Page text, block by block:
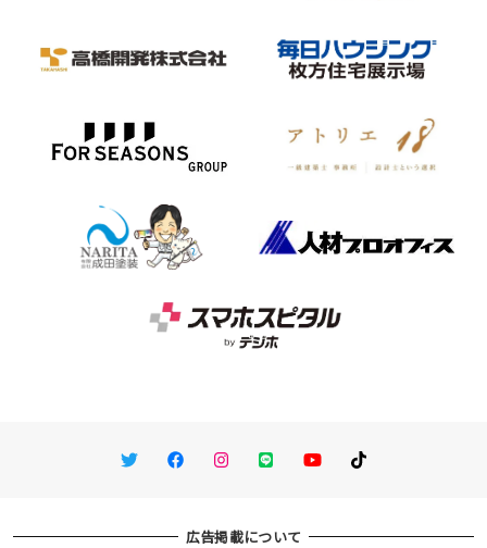
TwitterFacebookInstagram
LINE You TubeTikTok
広告掲載について